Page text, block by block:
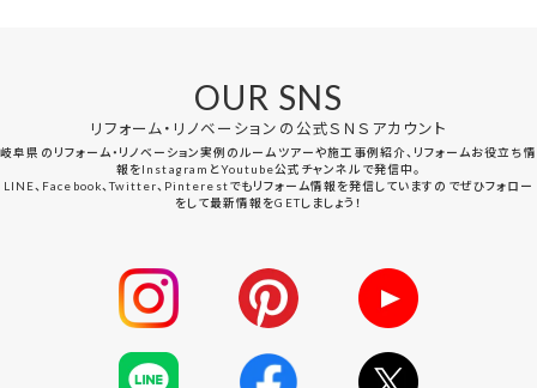
OUR SNS
リフォーム・リノベーションの公式ＳＮＳアカウント
岐阜県のリフォーム・リノベーション実例のルームツアーや施工事例紹介、リフォームお役立ち情
報をInstagramとYoutube公式チャンネルで発信中。
LINE、Facebook、Twitter、Pinterestでもリフォーム情報を発信していますのでぜひフォロー
をして最新情報をGETしましょう！